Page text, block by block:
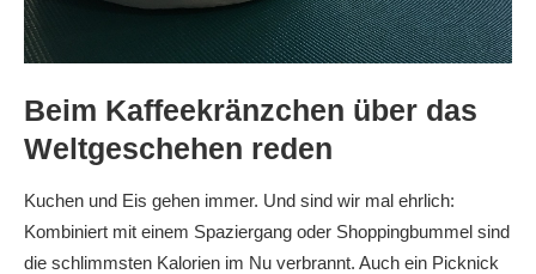
Beim Kaffeekränzchen über das
Weltgeschehen reden
Kuchen und Eis gehen immer. Und sind wir mal ehrlich:
Kombiniert mit einem Spaziergang oder Shoppingbummel sind
die schlimmsten Kalorien im Nu verbrannt. Auch ein Picknick